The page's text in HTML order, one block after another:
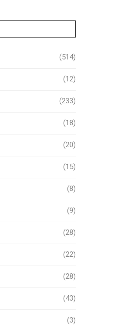
(514)
(12)
(233)
(18)
(20)
(15)
(8)
(9)
(28)
(22)
(28)
(43)
(3)